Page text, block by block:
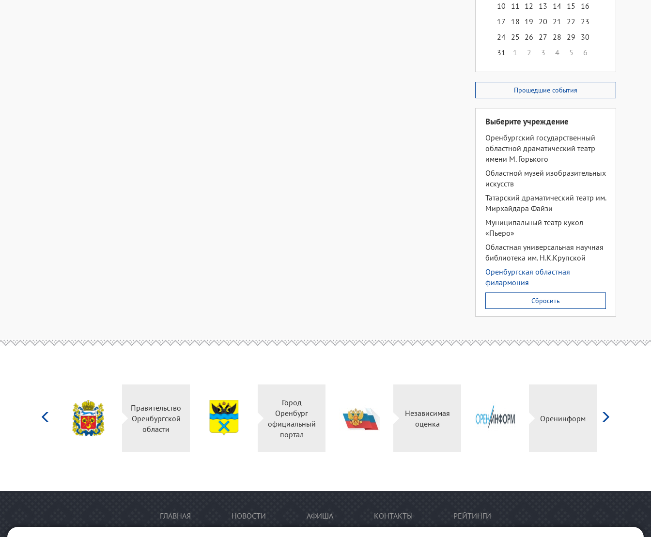
10
11 12 13 14 15
16
17
18 19 20 21 22
23
24 25 26 27 28 29
30
31
1 2 3 4 5 6
Прошедшие события
Выберите учреждение
Оренбургский государственный
областной драматический театр
имени М. Горького
Областной музей изобразительных
искусств
Татарский драматический театр им.
Мирхайдара Файзи
Муниципальный театр кукол
«Пьеро»
Областная универсальная научная
библиотека им. Н.К.Крупской
Оренбургская областная
филармония
Сбросить
Правительство
Оренбургской
области
Город
Оренбург
официальный
портал
Независимая
оценка
Оренинформ
ГЛАВНАЯ НОВОСТИ АФИША КОНТАКТЫ РЕЙТИНГИ